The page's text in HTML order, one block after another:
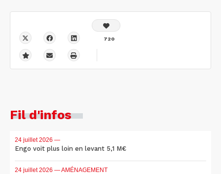
720
Fil d'infos
24 juillet 2026 —
Engo voit plus loin en levant 5,1 M€
24 juillet 2026 — AMÉNAGEMENT